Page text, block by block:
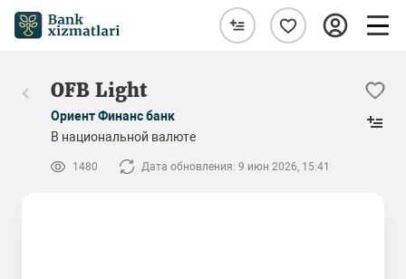
OFB Light
Ориент Финанс банк
В национальной валюте
1480 Дата обновления: 9 июн 2026, 15:41